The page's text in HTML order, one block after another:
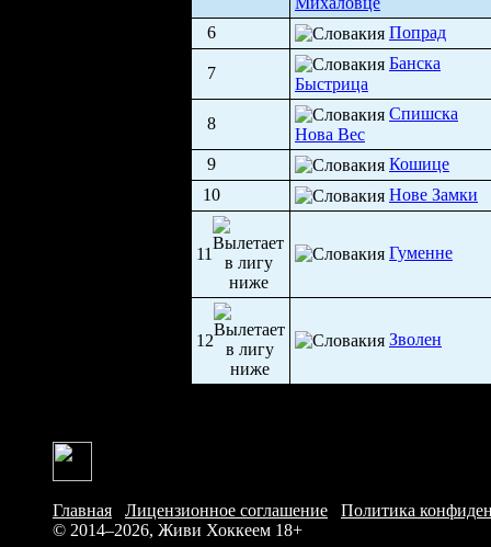
6
Попрад
7
Банска
Быстрица
8
Спишска
Нова Вес
9
Кошице
10
Нове Замки
11 Гуменне
12 Зволен
Главная Лицензионное соглашение
Политика
© 2014–2026, Живи Хоккеем 18+